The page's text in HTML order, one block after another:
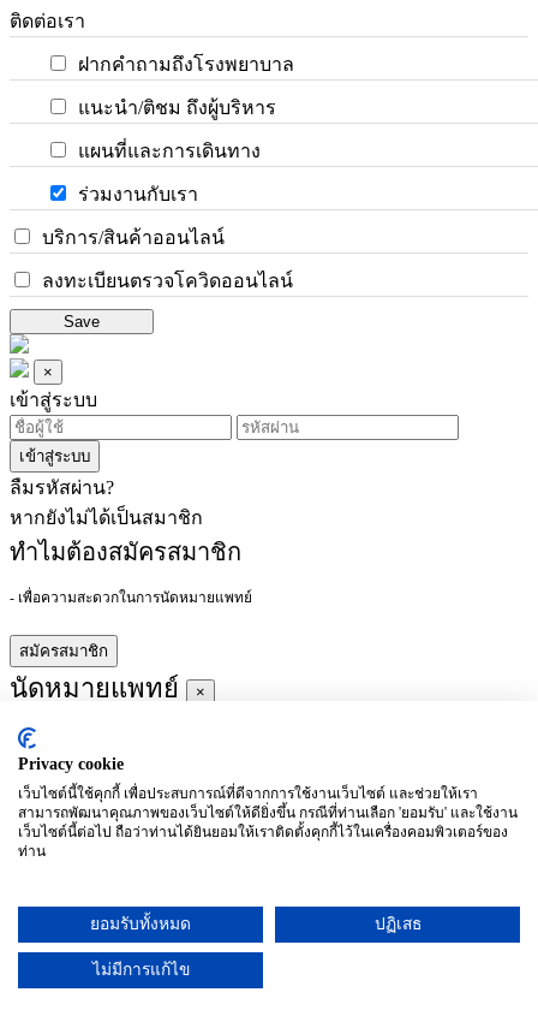
ติดต่อเรา
ฝากคำถามถึงโรงพยาบาล
แนะนำ/ติชม ถึงผู้บริหาร
แผนที่และการเดินทาง
ร่วมงานกับเรา
บริการ/สินค้าออนไลน์
ลงทะเบียนตรวจโควิดออนไลน์
Save
×
เข้าสู่ระบบ
เข้าสู่ระบบ
ลืมรหัสผ่าน?
หากยังไม่ได้เป็นสมาชิก
ทำไมต้องสมัครสมาชิก
- เพื่อความสะดวกในการนัดหมายแพทย์
สมัครสมาชิก
นัดหมายแพทย์ ×
ผู้ชำนาญการ
ประจำ :
อาทิตย์
จันทร์
(27/09)
อังคาร
(28/09)
พุธ
พฤหัสบดี
ศุกร์
เสาร์
Privacy cookie
เว็บไซต์นี้ใช้คุกกี้ เพื่อประสบการณ์ที่ดีจากการใช้งานเว็บไซต์ และช่วยให้เรา
สามารถพัฒนาคุณภาพของเว็บไซต์ให้ดียิ่งขึ้น กรณีที่ท่านเลือก 'ยอมรับ' และใช้งาน
เว็บไซต์นี้ต่อไป ถือว่าท่านได้ยินยอมให้เราติดตั้งคุกกี้ไว้ในเครื่องคอมพิวเตอร์ของ
ท่าน
ยอมรับทั้งหมด ปฏิเสธ
ไม่มีการแก้ไข